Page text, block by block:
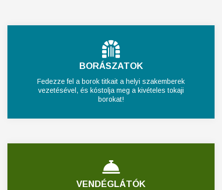
BORÁSZATOK
Fedezze fel a borok titkait a helyi szakemberek
vezetésével, és kóstolja meg a kivételes tokaji
borokat!
VENDÉGLÁTÓK